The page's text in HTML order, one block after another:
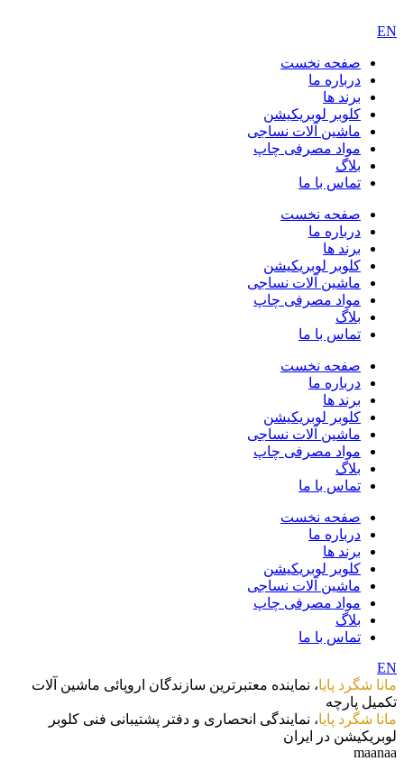
EN
صفحه نخست
درباره ما
برند ها
کلوبر لوبریکیشن
ماشین آلات نساجی
مواد مصرفی چاپ
بلاگ
تماس با ما
صفحه نخست
درباره ما
برند ها
کلوبر لوبریکیشن
ماشین آلات نساجی
مواد مصرفی چاپ
بلاگ
تماس با ما
صفحه نخست
درباره ما
برند ها
کلوبر لوبریکیشن
ماشین آلات نساجی
مواد مصرفی چاپ
بلاگ
تماس با ما
صفحه نخست
درباره ما
برند ها
کلوبر لوبریکیشن
ماشین آلات نساجی
مواد مصرفی چاپ
بلاگ
تماس با ما
EN
مانا شگرد پایا، نماینده معتبرترین سازندگان اروپائی ماشین آلات
تکمیل پارچه
مانا شگرد پایا، نمایندگی انحصاری و دفتر پشتیبانی فنی کلوبر
لوبریکیشن در ایران
maanaa